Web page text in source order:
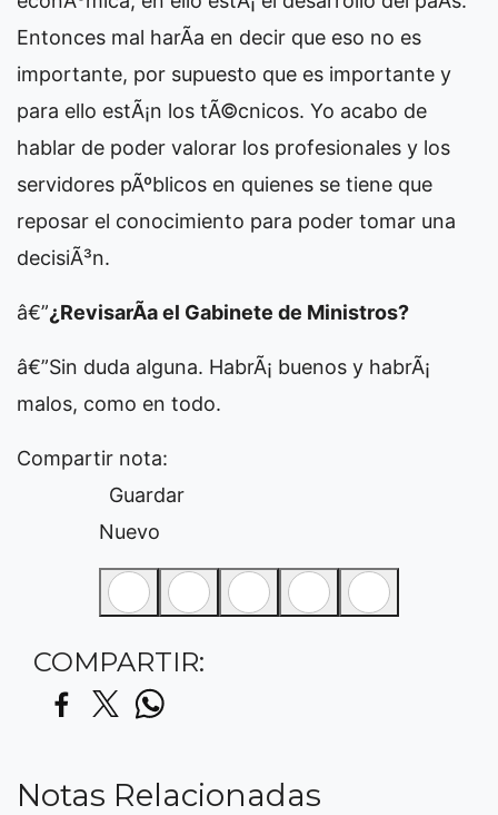
Entonces mal harÃ­a en decir que eso no es
importante, por supuesto que es importante y
para ello estÃ¡n los tÃ©cnicos. Yo acabo de
hablar de poder valorar los profesionales y los
servidores pÃºblicos en quienes se tiene que
reposar el conocimiento para poder tomar una
decisiÃ³n.
â€”¿RevisarÃ­a el Gabinete de Ministros?
â€”Sin duda alguna. HabrÃ¡ buenos y habrÃ¡
malos, como en todo.
Compartir nota:
Guardar
Nuevo
COMPARTIR:
Notas Relacionadas